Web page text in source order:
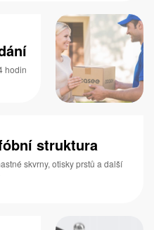
hodin
struktura
skvrny, otisky prstů a další